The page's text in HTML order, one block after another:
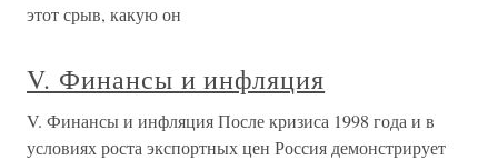
этот срыв, какую он
V. Финансы и инфляция
V. Финансы и инфляция После кризиса 1998 года и в
условиях роста экспортных цен Россия демонстрирует